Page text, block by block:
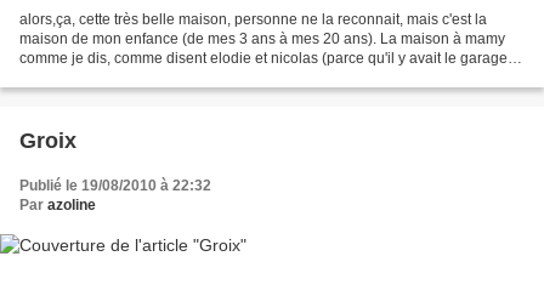
alors,ça, cette très belle maison, personne ne la reconnait, mais c'est la
maison de mon enfance (de mes 3 ans à mes 20 ans). La maison à mamy
comme je dis, comme disent elodie et nicolas (parce qu'il y avait le garage a
Groix
Publié le 19/08/2010 à 22:32
Par azoline